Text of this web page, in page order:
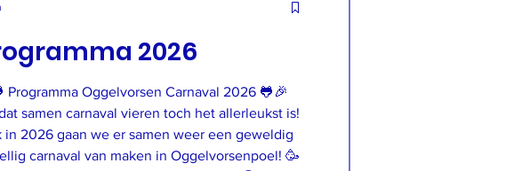
2026
samen carnaval vieren toch het allerleukst is!
in 2026 gaan we er samen weer een geweldig
carnaval van maken in Oggelvorsenpoel! 🥳